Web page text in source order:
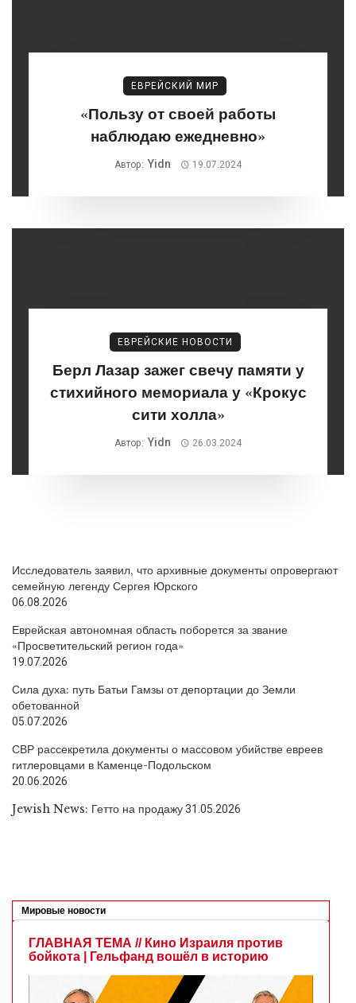
ЕВРЕЙСКИЙ МИР
«Пользу от своей работы
наблюдаю ежедневно»
Автор: Yidn 19.07.2024
ЕВРЕЙСКИЕ НОВОСТИ
Берл Лазар зажег свечу памяти у
стихийного мемориала у «Крокус
сити холла»
Автор: Yidn 26.03.2024
Исследователь заявил, что архивные документы опровергают
семейную легенду Сергея Юрского
06.08.2026
Еврейская автономная область поборется за звание
«Просветительский регион года»
19.07.2026
Сила духа: путь Батьи Гамзы от депортации до Земли
обетованной
05.07.2026
СВР рассекретила документы о массовом убийстве евреев
гитлеровцами в Каменце-Подольском
20.06.2026
Jewish News: Гетто на продажу31.05.2026